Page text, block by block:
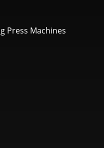
Press Machines